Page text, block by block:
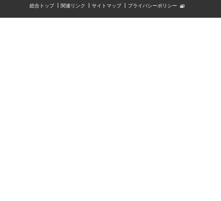
総合トップ 関連リンク サイトマップ プライバシーポリシー